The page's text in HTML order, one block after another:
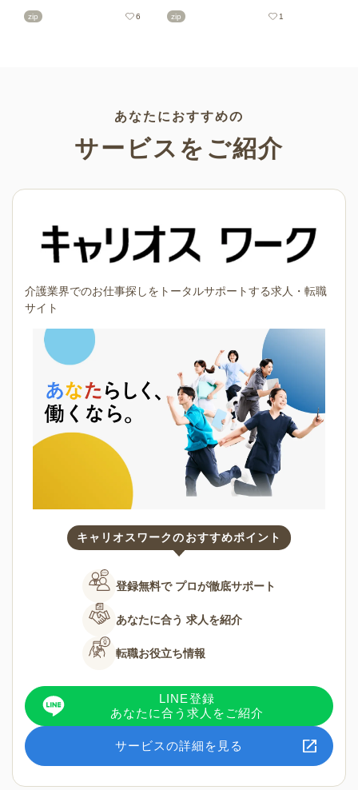
の印刷用テンプレート、飾り
zip 6
リーの可愛くておしゃれなイ
なシーンでご活用ください！
zip 1
あなたにおすすめの
サービスをご紹介
介護業界でのお仕事探しをトータルサポートする求人・転職
サイト
キャリオスワークのおすすめポイント
登録無料で プロが徹底サポート
あなたに合う 求人を紹介
転職お役立ち情報
LINE登録
あなたに合う求人をご紹介
サービスの詳細を見る